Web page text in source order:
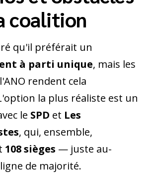
coalition
qu'il préférait un
à parti unique, mais les
rendent cela
la plus réaliste est un
le SPD et Les
, qui, ensemble,
108 sièges — juste au-
de majorité.